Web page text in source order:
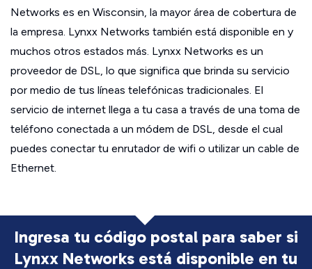
Networks es en Wisconsin, la mayor área de cobertura de
la empresa. Lynxx Networks también está disponible en y
muchos otros estados más. Lynxx Networks es un
proveedor de DSL, lo que significa que brinda su servicio
por medio de tus líneas telefónicas tradicionales. El
servicio de internet llega a tu casa a través de una toma de
teléfono conectada a un módem de DSL, desde el cual
puedes conectar tu enrutador de wifi o utilizar un cable de
Ethernet.
Ingresa tu código postal para saber si
Lynxx Networks está disponible en tu